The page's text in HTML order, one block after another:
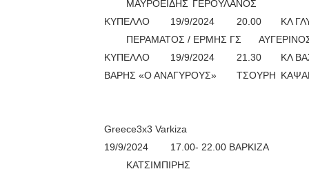
ΜΑΥΡΟΕΙΔΗΣ ΓΕΡΟΥΛΑΝΟΣ
ΚΥΠΕΛΛΟ
19/9/2024 20.00 ΚΛ
ΠΕΡΑΜΑΤΟΣ / ΕΡΜΗΣ ΓΣ
ΚΥΠΕΛΛΟ
19/9/2024 21.30 ΚΛ
ΒΑΡΗΣ «Ο ΑΝΑΓΥΡΟΥΣ»
ΤΣΟΥΡΗ
Greece3x3 Varkiza
19/9/2024
17.00- 22.00 ΒΑΡΚΙΖΑ
ΚΑΤΣΙΜΠΙΡΗΣ